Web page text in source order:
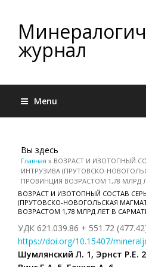
журнал
Menu
Вы здесь
Главная » ВОЗРАСТ И ИЗОТОПНЫЙ
ИНТРУЗИВА (ПРУТОВСКО-
ПРОВИНЦИЯ ВОЗРАСТОМ 1,78 МЛРД
ВОЗРАСТ И ИЗОТОПНЫЙ СОСТАВ
(ПРУТОВСКО-НОВОГОЛЬСКАЯ
ВОЗРАСТОМ 1,78 МЛРД ЛЕТ В
УДК 621.039.86 + 551.72
https://doi.org/10.15407/
Шумлянский Л. 1, Эрнст Р.Е.